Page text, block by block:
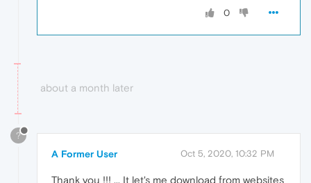
0
about a month later
?
A Former User Oct 5, 2020, 10:32 PM
Thank you !!! ... It let's me download from websites